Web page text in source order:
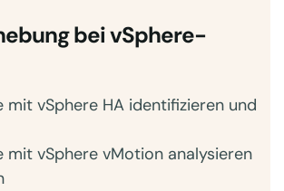
bei vSphere-
mit vSphere HA identifizieren und
mit vSphere vMotion analysieren